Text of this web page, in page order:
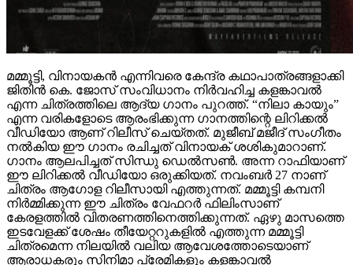
മമ്മൂട്ടി, വിനായകൻ എന്നിവരെ കേന്ദ്ര കഥാപാത്രങ്ങളാക്കി
ജിതിൻ കെ. ജോസ് സംവിധാനം നിർവഹിച്ച കളങ്കാവൽ
എന്ന ചിത്രത്തിലെ ആദ്യ ഗാനം പുറത്ത്. “നിലാ കായും”
എന്ന വരികളോടെ ആരംഭിക്കുന്ന ഗാനത്തിന്റെ ലിറിക്കൽ
വീഡിയോ ആണ് റിലീസ് ചെയ്തത്. മുജീബ് മജീദ് സംഗീതം
നൽകിയ ഈ ഗാനം രചിച്ചത് വിനായക് ശശികുമാറാണ്.
ഗാനം ആലപിച്ചത് സിന്ധു ഡെൽസൺ. അന്ന റാഫിയാണ്
ഈ ലിറിക്കൽ വീഡിയോ ഒരുക്കിയത്. നവംബർ 27 നാണ്
ചിത്രം ആഗോള റിലീസായി എത്തുന്നത്. മമ്മൂട്ടി കമ്പനി
നിർമ്മിക്കുന്ന ഈ ചിത്രം വേഫറർ ഫിലിംസാണ്
കേരളത്തിൽ വിതരണത്തിനെത്തിക്കുന്നത്. ഏഴു മാസത്തെ
ഇടവേളക്ക് ശേഷം തീയേറ്ററുകളിൽ എത്തുന്ന മമ്മൂട്ടി
ചിത്രമെന്ന നിലയിൽ വലിയ ആവേശത്തോടെയാണ്
ആരാധകരും സിനിമാ പ്രേമികളും കളങ്കാവൽ